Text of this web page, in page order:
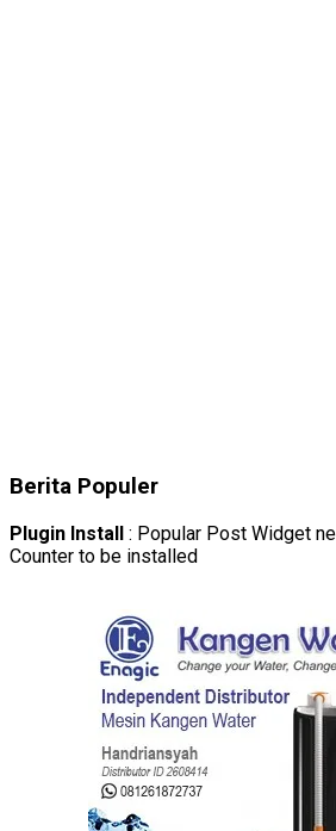
Berita Populer
Plugin Install : Popular Post Widget
Counter to be installed